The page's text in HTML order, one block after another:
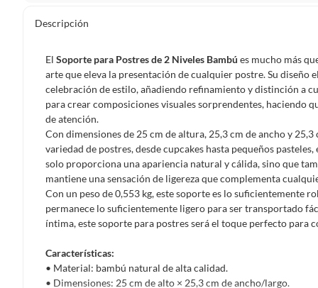
Debe estar en perfecto estado, con todas sus etiquetas,
Productos que, por su naturaleza, no puedan ser devueltos,
Confeccionados a la medida.
De uso personal.
En sodimac.cl te damos 30 días desde que recibes el
etiquetas y sin uso, tal como te lo entregamos.
Productos digitales que se entregan a través de una
programas para el computador.
Productos a pedido o confeccionados a medida.
Productos que han sido informados como
Alimentos, bebidas, medicamentos, suplementos alimenticios,
Pinturas de un color a solicitud.
Descripción
El Soporte para Postres de 2 Niveles Bambú es mucho más
arte que eleva la presentación de cualquier postre. Su diseño
celebración de estilo, añadiendo refinamiento y distinción a
para crear composiciones visuales sorprendentes, haciendo
de atención.
Con dimensiones de 25 cm de altura, 25,3 cm de ancho y
variedad de postres, desde cupcakes hasta pequeños
solo proporciona una apariencia natural y cálida, sino que
mantiene una sensación de ligereza que complementa
Con un peso de 0,553 kg, este soporte es lo suficientemente
permanece lo suficientemente ligero para ser transportado
íntima, este soporte para postres será el toque perfecto para
Características:
• Material: bambú natural de alta calidad.
• Dimensiones: 25 cm de alto × 25,3 cm de ancho/largo.